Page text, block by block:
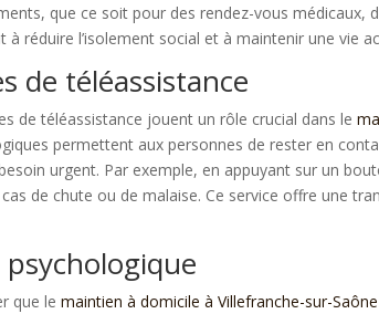
que ce soit pour des rendez-vous médicaux,
à réduire l’isolement social et à maintenir une vie
de téléassistance
de téléassistance jouent un rôle crucial dans le
permettent aux personnes de rester en
urgent. Par exemple, en appuyant sur un
de chute ou de malaise. Ce service offre une
que lemaintien à domicile à Villefranche-sur-Saône